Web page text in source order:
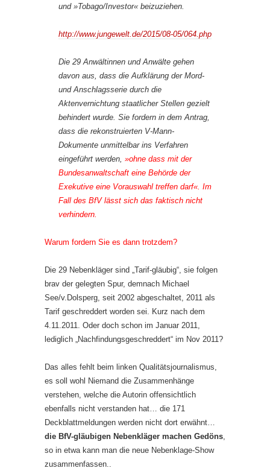
und »Tobago/Investor« beizuziehen.
http://www.jungewelt.de/2015/08-05/064.php
Die 29 Anwältinnen und Anwälte gehen
davon aus, dass die Aufklärung der Mord-
und Anschlagsserie durch die
Aktenvernichtung staatlicher Stellen gezielt
behindert wurde. Sie fordern in dem Antrag,
dass die rekonstruierten V-Mann-
Dokumente unmittelbar ins Verfahren
eingeführt werden, »ohne dass mit der
Bundesanwaltschaft eine Behörde der
Exekutive eine Vorauswahl treffen darf«. Im
Fall des BfV lässt sich das faktisch nicht
verhindern.
Warum fordern Sie es dann trotzdem?
Die 29 Nebenkläger sind „Tarif-gläubig“, sie folgen
brav der gelegten Spur, demnach Michael
See/v.Dolsperg, seit 2002 abgeschaltet, 2011 als
Tarif geschreddert worden sei. Kurz nach dem
4.11.2011. Oder doch schon im Januar 2011,
lediglich „Nachfindungsgeschreddert“ im Nov 2011?
Das alles fehlt beim linken Qualitätsjournalismus,
es soll wohl Niemand die Zusammenhänge
verstehen, welche die Autorin offensichtlich
ebenfalls nicht verstanden hat… die 171
Deckblattmeldungen werden nicht dort erwähnt…
die BfV-gläubigen Nebenkläger machen Gedöns
so in etwa kann man die neue Nebenklage-Show
zusammenfassen..